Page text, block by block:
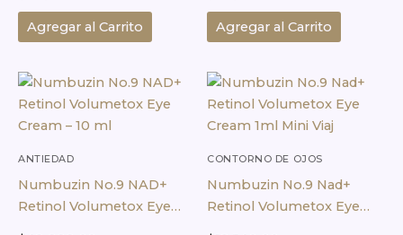
Agregar al Carrito Agregar al Carrito
ANTIEDAD
Numbuzin No.9 NAD+
Retinol Volumetox Eye
CONTORNO DE OJOS
Numbuzin No.9 Nad+
Retinol Volumetox Eye